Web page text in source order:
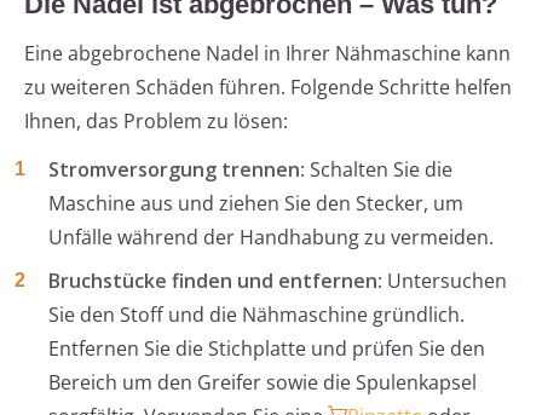
Eine abgebrochene Nadel in Ihrer Nähmaschine kann
zu weiteren Schäden führen. Folgende Schritte helfen
Ihnen, das Problem zu lösen:
Stromversorgung trennen: Schalten Sie die
Maschine aus und ziehen Sie den Stecker, um
Unfälle während der Handhabung zu vermeiden.
Bruchstücke finden und entfernen: Untersuchen
Sie den Stoff und die Nähmaschine gründlich.
Entfernen Sie die Stichplatte und prüfen Sie den
Bereich um den Greifer sowie die Spulenkapsel